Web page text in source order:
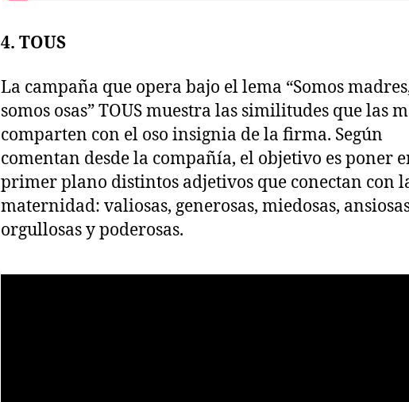
4. TOUS
La campaña que opera bajo el lema “Somos
somos osas” TOUS muestra las similitudes que las
comparten con el oso insignia de la firma. Según
comentan desde la compañía, el objetivo es poner
primer plano distintos adjetivos que conectan con
maternidad: valiosas, generosas, miedosas,
orgullosas y poderosas.